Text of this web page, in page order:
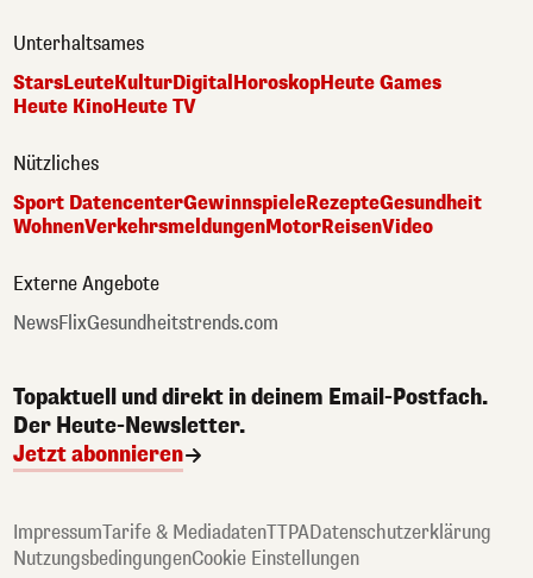
Unterhaltsames
StarsLeuteKulturDigitalHoroskopHeute Games
Heute KinoHeute TV
Nützliches
Sport DatencenterGewinnspieleRezepteGesundheit
WohnenVerkehrsmeldungenMotorReisenVideo
Externe Angebote
NewsFlixGesundheitstrends.com
Topaktuell und direkt in deinem Email-Postfach.
Der Heute-Newsletter.
Jetzt abonnieren
ImpressumTarife & MediadatenTTPADatenschutzerklärung
NutzungsbedingungenCookie Einstellungen